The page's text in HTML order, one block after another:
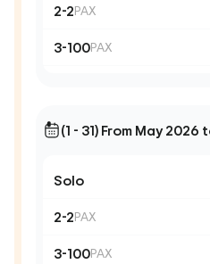
2-2PAX
3-100PAX
(1 - 31) From May 2026
Solo
2-2PAX
3-100PAX